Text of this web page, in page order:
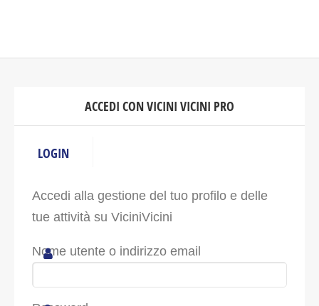
ACCEDI CON VICINI VICINI PRO
LOGIN
Accedi alla gestione del tuo profilo e delle
tue attività su ViciniVicini
Nome utente o indirizzo email